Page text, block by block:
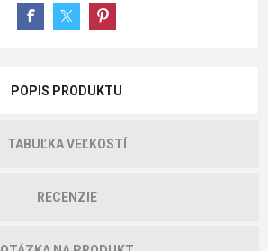
POPIS PRODUKTU
TABUĽKA VEĽKOSTÍ
RECENZIE